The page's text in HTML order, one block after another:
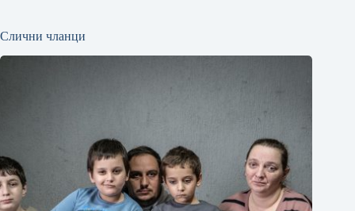
Слични чланци